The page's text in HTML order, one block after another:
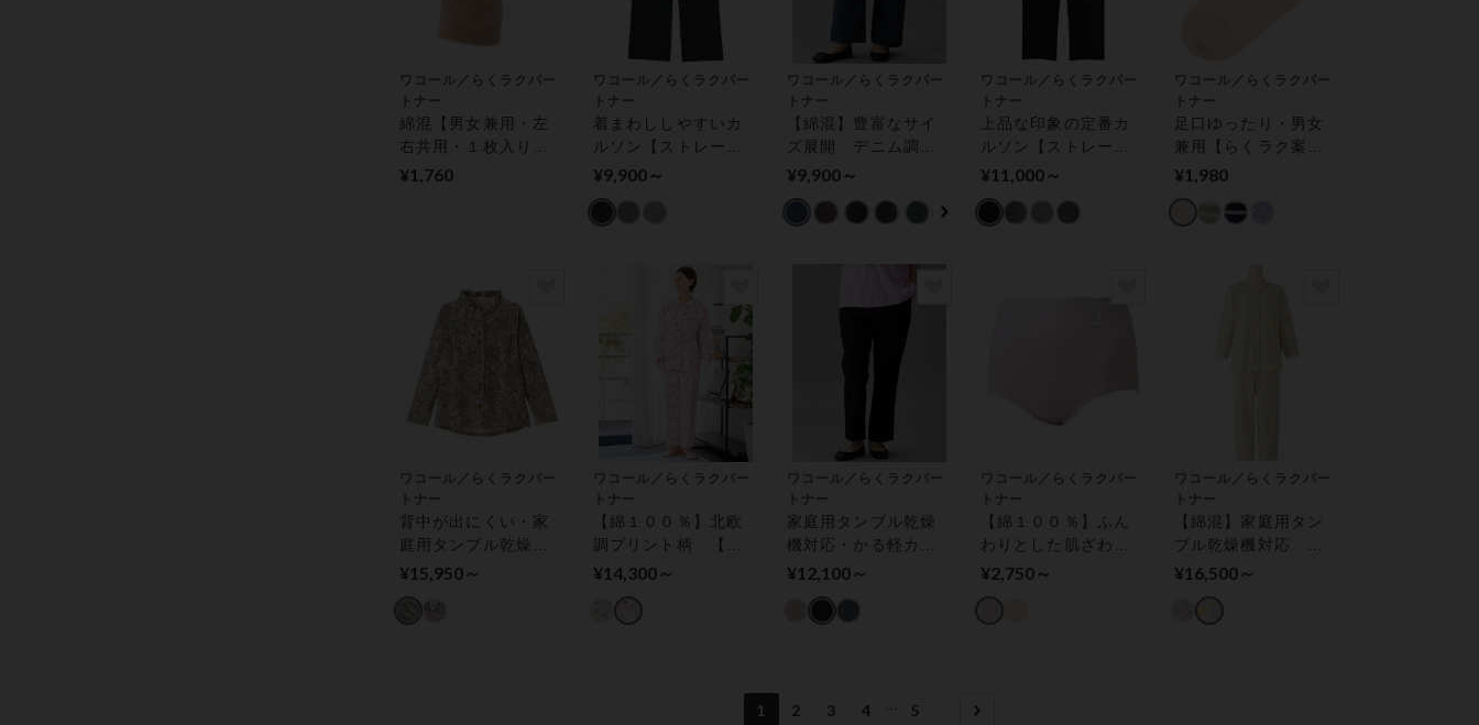
ワコール／らくラクパー
トナー
綿混【男女兼用・左
右共用・１枚入り】
ひざサポーター サポ
¥1,760
ワコール／らくラクパー
トナー
着まわししやすいカ
ルソン【ストレー
ト】 アウター パン
¥9,900～
ワコール／らくラクパー
トナー
【綿混】豊富なサイ
ズ展開 デニム調の
定番カルソン【スト
パンツ
¥9,900～
ワコール／らくラクパー
トナー
上品な印象の定番カ
ルソン【ストレー
ト】 アウター パン
¥11,000～
ワコール／らくラクパー
トナー
足口ゆったり・男女
兼用【らくラク案
内】 ソックス
¥1,980
ワコール／らくラクパー
トナー
背中が出にくい・家
庭用タンブル乾燥機
対応・ブラウス（長
プス
¥15,950～
ワコール／らくラクパー
トナー
【綿１００％】北欧
調プリント柄 【長
袖・レモンボタン】
¥14,300～
ワコール／らくラクパー
トナー
家庭用タンブル乾燥
機対応・かる軽カル
ソン【ストレート】
¥12,100～
ワコール／らくラクパー
トナー
【綿１００％】ふん
わりとした肌ざわり
の接結ニット素材
ショーツ
¥2,750～
ワコール／らくラクパー
トナー
【綿混】家庭用タン
ブル乾燥機対応
【長袖・レモンボタ
¥16,500～
1 2 3 4 5